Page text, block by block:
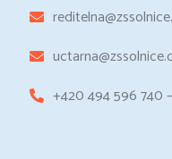
+420 494 596 740